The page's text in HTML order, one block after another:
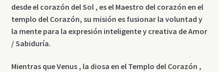
desde el corazón del Sol , es el Maestro del corazón en el
templo del Corazón, su misión es fusionar la voluntad y
la mente para la expresión inteligente y creativa de Amor
/ Sabiduría.
Mientras que Venus , la diosa en el Templo del Corazón ,